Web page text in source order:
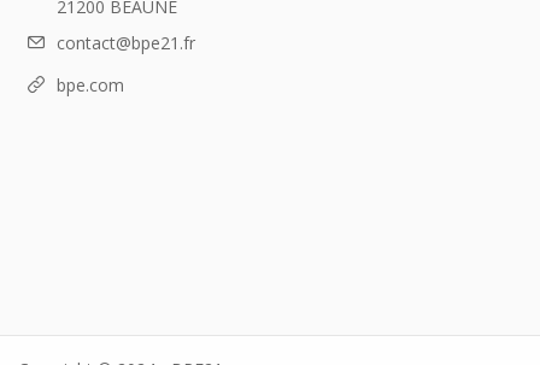
21200 BEAUNE
contact@bpe21.fr
bpe.com